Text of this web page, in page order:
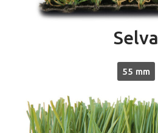
Selva
55 mm